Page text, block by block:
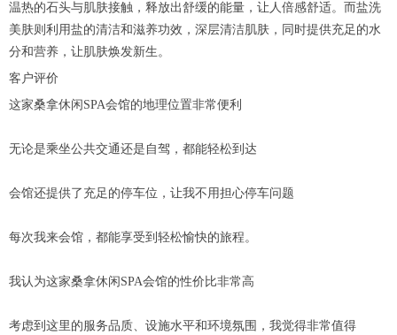
温热的石头与肌肤接触，释放出舒缓的能量，让人倍感舒适。而盐洗
美肤则利用盐的清洁和滋养功效，深层清洁肌肤，同时提供充足的水
分和营养，让肌肤焕发新生。
客户评价
这家桑拿休闲SPA会馆的地理位置非常便利
无论是乘坐公共交通还是自驾，都能轻松到达
会馆还提供了充足的停车位，让我不用担心停车问题
每次我来会馆，都能享受到轻松愉快的旅程。
我认为这家桑拿休闲SPA会馆的性价比非常高
考虑到这里的服务品质、设施水平和环境氛围，我觉得非常值得